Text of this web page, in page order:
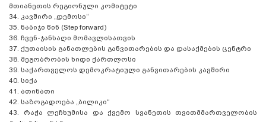
მთიანეთის რეგიონული კომიტეტი
34. კავშირი „დემოსი“
35. ნაბიჯი წინ (Step forward)
36. ჩვენ-ჯანსაღი მომავლისათვის
37. ქუთაისის განათლების განვითარების და დასაქმების ცენტრი
38. მეგობრობის ხიდი ქართლოსი
39. საქართველოს დემოკრატიული განვითარების კავშირი
40. სიქა
41. ათინათი
42. საზოგადოება „ბილიკი“
43.
რაჭა ლეჩხუმისა და ქვემო სვანეთის თვითმმართველობის